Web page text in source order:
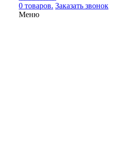
0 товаров. Заказать звонок
Меню